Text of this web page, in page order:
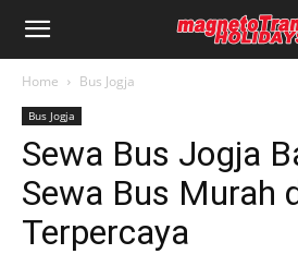
Home Bus Jogja
Bus Jogja
Sewa Bus Jogja
Sewa Bus Murah
Terpercaya